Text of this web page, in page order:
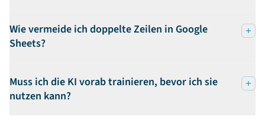
Wie vermeide ich doppelte Zeilen in Google
Sheets?
Muss ich die KI vorab trainieren, bevor ich sie
nutzen kann?